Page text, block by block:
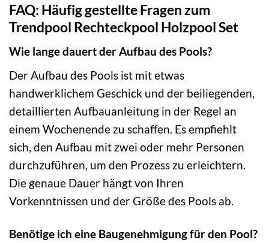
FAQ: Häufig gestellte Fragen zum
Trendpool Rechteckpool Holzpool Set
Wie lange dauert der Aufbau des Pools?
Der Aufbau des Pools ist mit etwas
handwerklichem Geschick und der beiliegenden,
detaillierten Aufbauanleitung in der Regel an
einem Wochenende zu schaffen. Es empfiehlt
sich, den Aufbau mit zwei oder mehr Personen
durchzuführen, um den Prozess zu erleichtern.
Die genaue Dauer hängt von Ihren
Vorkenntnissen und der Größe des Pools ab.
Benötige ich eine Baugenehmigung für den Pool?